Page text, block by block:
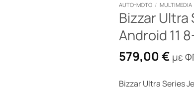
AUTO-MOTO / MULTIMEDIA
Bizzar
Android 11
579,00€ με
Bizzar Ultra Series